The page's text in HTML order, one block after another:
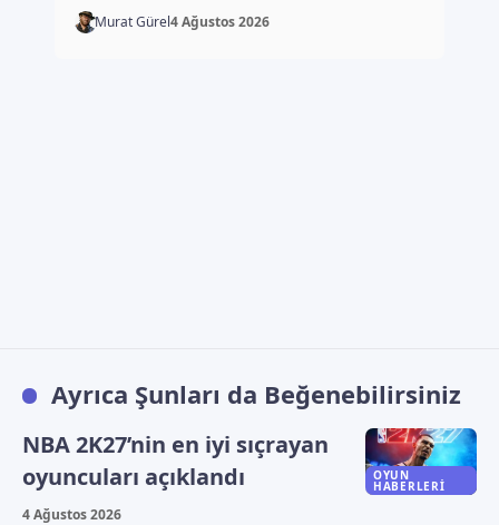
Murat Gürel4 Ağustos 2026
Ayrıca Şunları da Beğenebilirsiniz
OYUN
HABERLERI
NBA 2K27’nin en iyi sıçrayan
oyuncuları açıklandı
4 Ağustos 2026